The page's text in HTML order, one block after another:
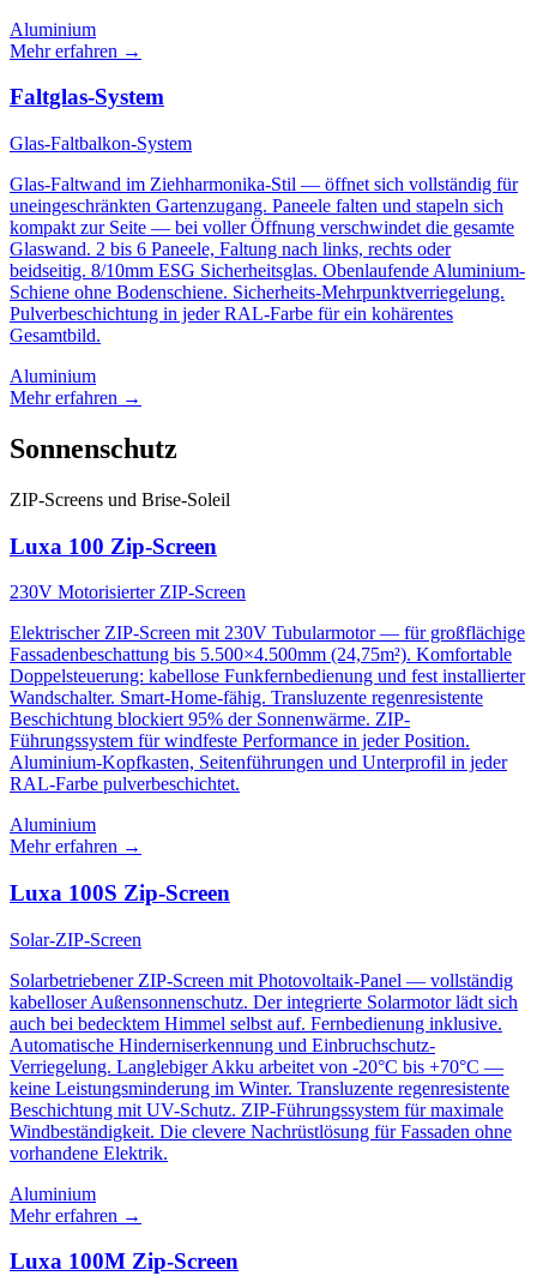
Aluminium
Mehr erfahren →
Faltglas-System
Glas-Faltbalkon-System
Glas-Faltwand im Ziehharmonika-Stil — öffnet sich vollständig für
uneingeschränkten Gartenzugang. Paneele falten und stapeln sich
kompakt zur Seite — bei voller Öffnung verschwindet die gesamte
Glaswand. 2 bis 6 Paneele, Faltung nach links, rechts oder
beidseitig. 8/10mm ESG Sicherheitsglas. Obenlaufende Aluminium-
Schiene ohne Bodenschiene. Sicherheits-Mehrpunktverriegelung.
Pulverbeschichtung in jeder RAL-Farbe für ein kohärentes
Gesamtbild.
Aluminium
Mehr erfahren →
Sonnenschutz
ZIP-Screens und Brise-Soleil
Luxa 100 Zip-Screen
230V Motorisierter ZIP-Screen
Elektrischer ZIP-Screen mit 230V Tubularmotor — für großflächige
Fassadenbeschattung bis 5.500×4.500mm (24,75m²). Komfortable
Doppelsteuerung: kabellose Funkfernbedienung und fest installierter
Wandschalter. Smart-Home-fähig. Transluzente regenresistente
Beschichtung blockiert 95% der Sonnenwärme. ZIP-
Führungssystem für windfeste Performance in jeder Position.
Aluminium-Kopfkasten, Seitenführungen und Unterprofil in jeder
RAL-Farbe pulverbeschichtet.
Aluminium
Mehr erfahren →
Luxa 100S Zip-Screen
Solar-ZIP-Screen
Solarbetriebener ZIP-Screen mit Photovoltaik-Panel — vollständig
kabelloser Außensonnenschutz. Der integrierte Solarmotor lädt sich
auch bei bedecktem Himmel selbst auf. Fernbedienung inklusive.
Automatische Hinderniserkennung und Einbruchschutz-
Verriegelung. Langlebiger Akku arbeitet von -20°C bis +70°C —
keine Leistungsminderung im Winter. Transluzente regenresistente
Beschichtung mit UV-Schutz. ZIP-Führungssystem für maximale
Windbeständigkeit. Die clevere Nachrüstlösung für Fassaden ohne
vorhandene Elektrik.
Aluminium
Mehr erfahren →
Luxa 100M Zip-Screen